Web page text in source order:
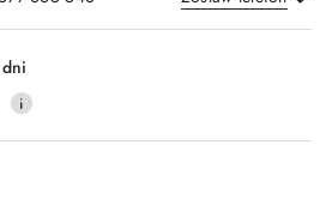
Wyślij